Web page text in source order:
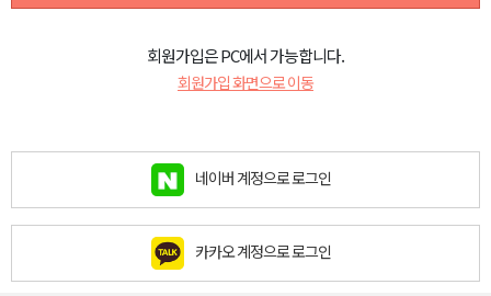
회원가입은 PC에서 가능합니다.
회원가입 화면으로 이동
네이버 계정으로 로그인
카카오 계정으로 로그인